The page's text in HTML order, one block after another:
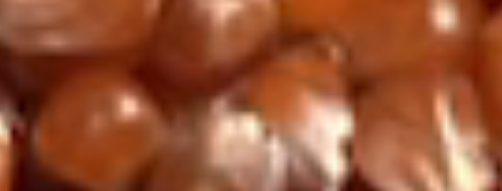
cacao
tostado
vainilla